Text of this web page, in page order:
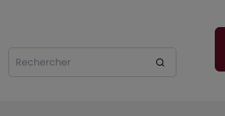
Rechercher